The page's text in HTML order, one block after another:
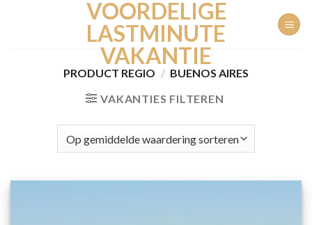
VOORDELIGE
LASTMINUTE
VAKANTIE
PRODUCT REGIO / BUENOS AIRES
VAKANTIES FILTEREN